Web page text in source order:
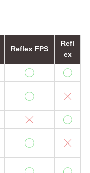
Reflex FPS
Refl
ex